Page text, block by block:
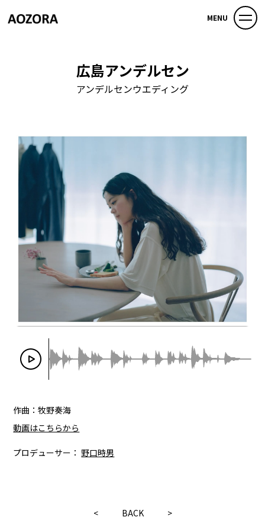
MENU
広島アンデルセン
アンデルセンウエディング
作曲：牧野奏海
動画はこちらから
プロデューサー：野口時男
< BACK >